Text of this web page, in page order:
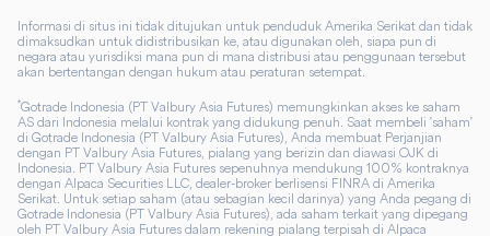
Informasi di situs ini tidak ditujukan untuk penduduk Amerika Serikat dan tidak
dimaksudkan untuk didistribusikan ke, atau digunakan oleh, siapa pun di
negara atau yurisdiksi mana pun di mana distribusi atau penggunaan tersebut
akan bertentangan dengan hukum atau peraturan setempat.
*Gotrade Indonesia (PT Valbury Asia Futures) memungkinkan akses ke saham
AS dari Indonesia melalui kontrak yang didukung penuh. Saat membeli 'saham'
di Gotrade Indonesia (PT Valbury Asia Futures), Anda membuat Perjanjian
dengan PT Valbury Asia Futures, pialang yang berizin dan diawasi OJK di
Indonesia. PT Valbury Asia Futures sepenuhnya mendukung 100% kontraknya
dengan Alpaca Securities LLC, dealer-broker berlisensi FINRA di Amerika
Serikat. Untuk setiap saham (atau sebagian kecil darinya) yang Anda pegang di
Gotrade Indonesia (PT Valbury Asia Futures), ada saham terkait yang dipegang
oleh PT Valbury Asia Futures dalam rekening pialang terpisah di Alpaca